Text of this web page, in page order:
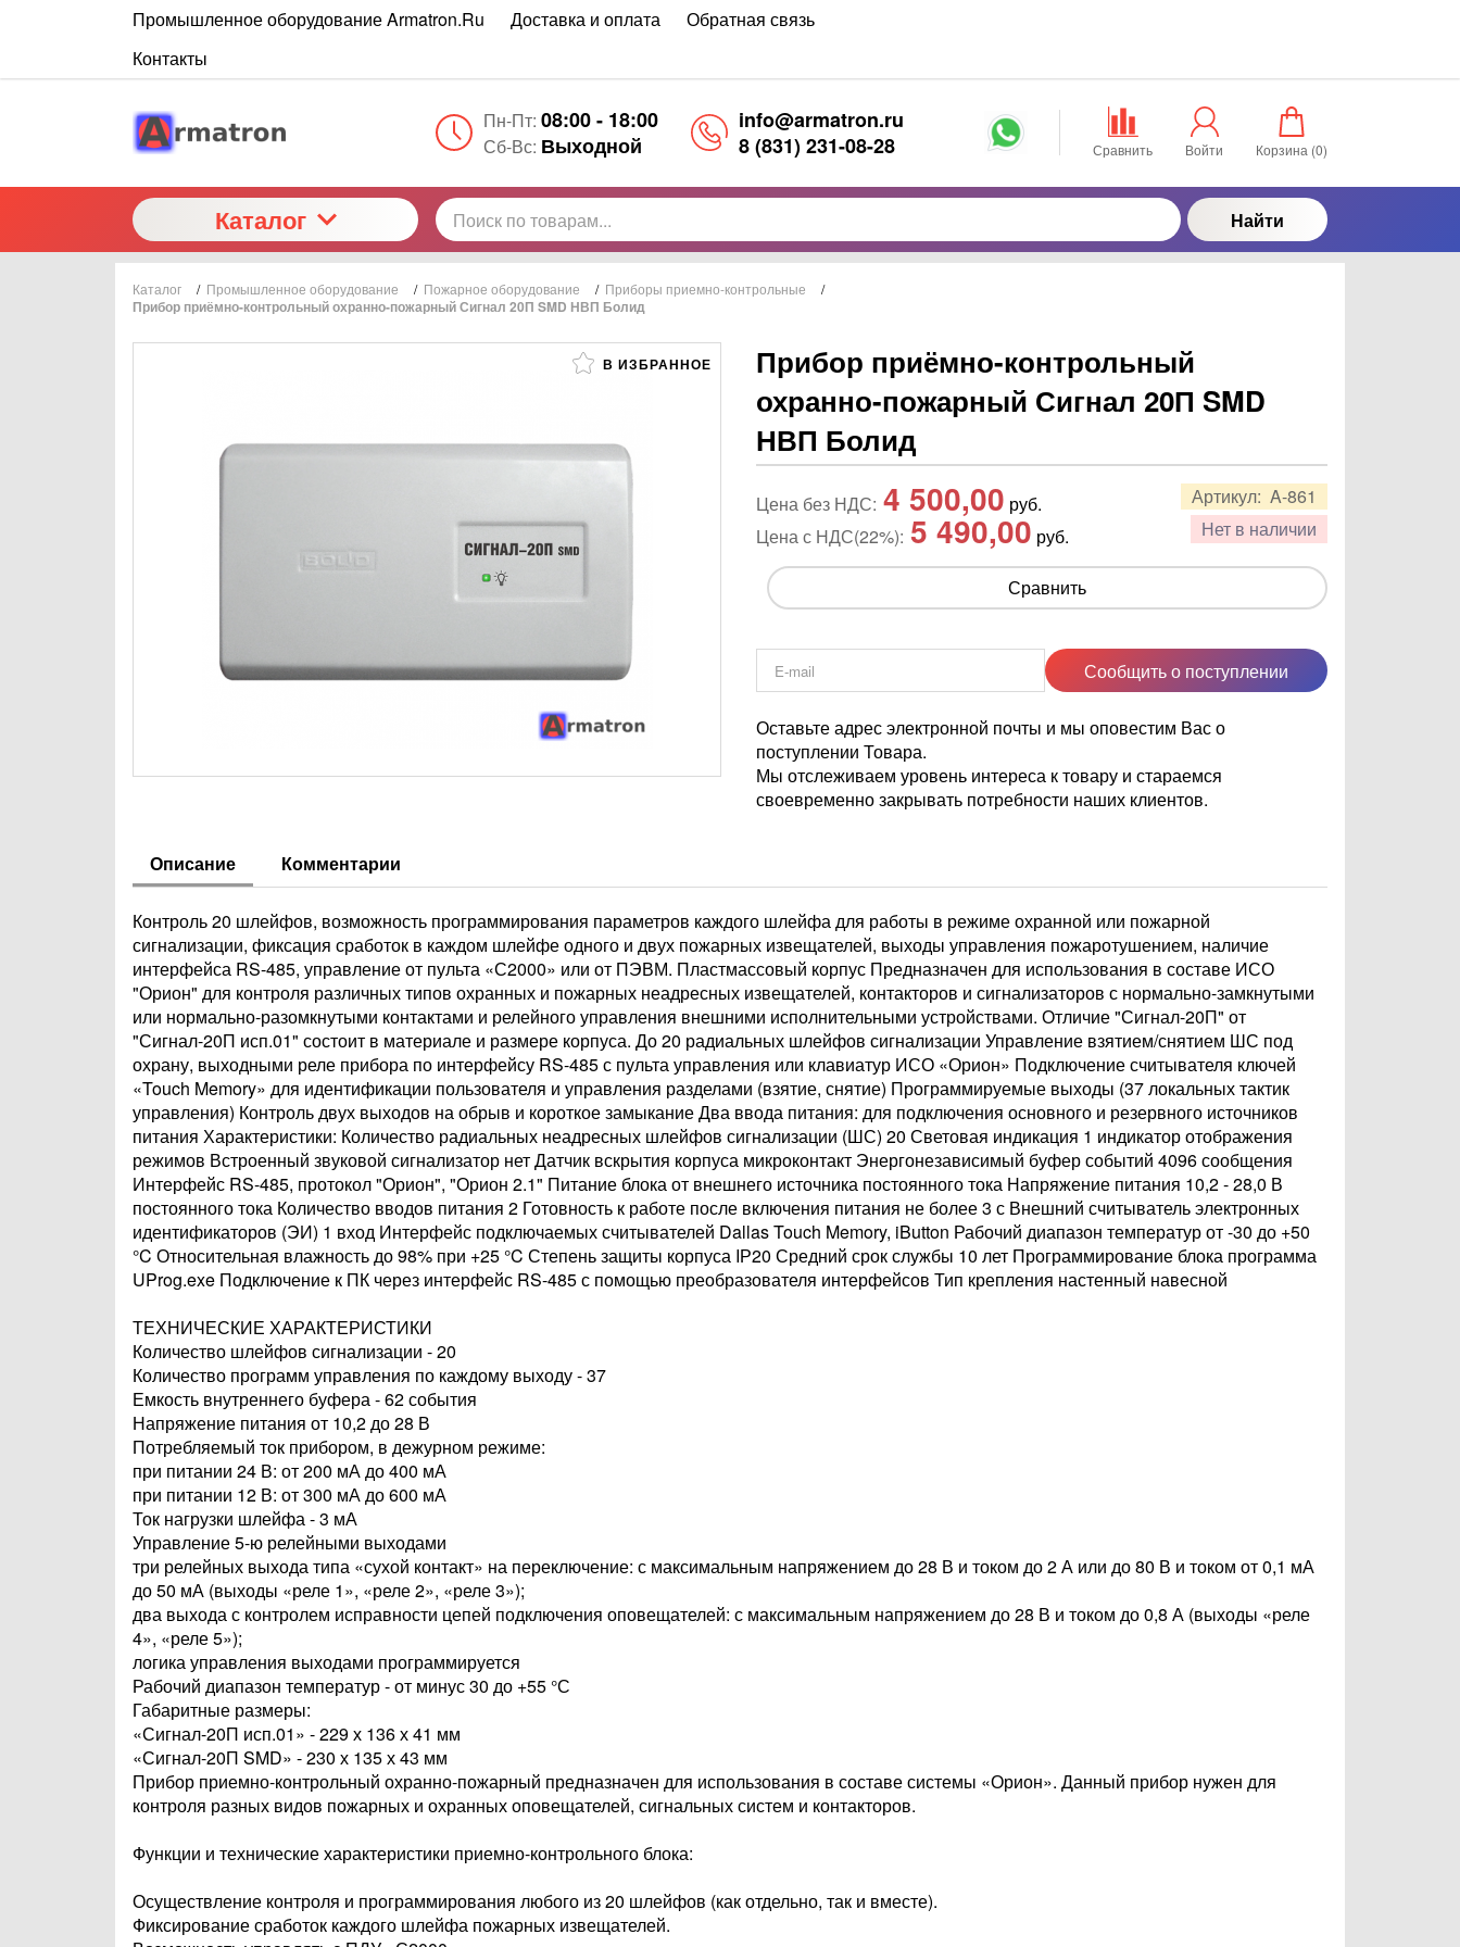
Промышленное оборудование Armatron.Ru Доставка и оплата
Обратная связь
Контакты
Пн-Пт: 08:00 - 18:00
Сб-Вс: Выходной
info@armatron.ru
8 (831) 231-08-28
Сравнить Войти Корзина (0)
Каталог Найти
Каталог / Промышленное оборудование / Пожарное оборудование / Приборы приемно-контрольные /
Прибор приёмно-контрольный охранно-пожарный Сигнал 20П SMD НВП Болид
В ИЗБРАННОЕ
Прибор приёмно-контрольный
охранно-пожарный Сигнал 20П SMD
НВП Болид
Артикул: A-861
Нет в наличии
Цена без НДС: 4 500,00 руб.
Цена с НДС(22%): 5 490,00 руб.
Сравнить
Сообщить о поступлении
Оставьте адрес электронной почты и мы оповестим Вас о
поступлении Товара.
Мы отслеживаем уровень интереса к товару и стараемся
своевременно закрывать потребности наших клиентов.
Описание Комментарии
Контроль 20 шлейфов, возможность программирования параметров каждого шлейфа для работы в режиме охранной или пожарной
сигнализации, фиксация сработок в каждом шлейфе одного и двух пожарных извещателей, выходы управления пожаротушением, наличие
интерфейса RS-485, управление от пульта «С2000» или от ПЭВМ. Пластмассовый корпус Предназначен для использования в составе ИСО
"Орион" для контроля различных типов охранных и пожарных неадресных извещателей, контакторов и сигнализаторов с нормально-замкнутыми
или нормально-разомкнутыми контактами и релейного управления внешними исполнительными устройствами. Отличие "Сигнал-20П" от
"Сигнал-20П исп.01" состоит в материале и размере корпуса. До 20 радиальных шлейфов сигнализации Управление взятием/снятием ШС под
охрану, выходными реле прибора по интерфейсу RS-485 с пульта управления или клавиатур ИСО «Орион» Подключение считывателя ключей
«Touch Memory» для идентификации пользователя и управления разделами (взятие, снятие) Программируемые выходы (37 локальных тактик
управления) Контроль двух выходов на обрыв и короткое замыкание Два ввода питания: для подключения основного и резервного источников
питания Характеристики: Количество радиальных неадресных шлейфов сигнализации (ШС) 20 Световая индикация 1 индикатор отображения
режимов Встроенный звуковой сигнализатор нет Датчик вскрытия корпуса микроконтакт Энергонезависимый буфер событий 4096 сообщения
Интерфейс RS-485, протокол "Орион", "Орион 2.1" Питание блока от внешнего источника постоянного тока Напряжение питания 10,2 - 28,0 В
постоянного тока Количество вводов питания 2 Готовность к работе после включения питания не более 3 с Внешний считыватель электронных
идентификаторов (ЭИ) 1 вход Интерфейс подключаемых считывателей Dallas Touch Memory, iButton Рабочий диапазон температур от -30 до +50
°C Относительная влажность до 98% при +25 °C Степень защиты корпуса IР20 Средний срок службы 10 лет Программирование блока программа
UProg.exe Подключение к ПК через интерфейс RS-485 с помощью преобразователя интерфейсов Тип крепления настенный навесной
ТЕХНИЧЕСКИЕ ХАРАКТЕРИСТИКИ
Количество шлейфов сигнализации - 20
Количество программ управления по каждому выходу - 37
Емкость внутреннего буфера - 62 события
Напряжение питания от 10,2 до 28 В
Потребляемый ток прибором, в дежурном режиме:
при питании 24 В: от 200 мА до 400 мА
при питании 12 В: от 300 мА до 600 мА
Ток нагрузки шлейфа - 3 мА
Управление 5-ю релейными выходами
три релейных выхода типа «сухой контакт» на переключение: с максимальным напряжением до 28 В и током до 2 А или до 80 В и током от 0,1 мА
до 50 мА (выходы «реле 1», «реле 2», «реле 3»);
два выхода с контролем исправности цепей подключения оповещателей: с максимальным напряжением до 28 В и током до 0,8 А (выходы «реле
4», «реле 5»);
логика управления выходами программируется
Рабочий диапазон температур - от минус 30 до +55 °С
Габаритные размеры:
«Сигнал-20П исп.01» - 229 х 136 х 41 мм
«Сигнал-20П SMD» - 230 х 135 х 43 мм
Прибор приемно-контрольный охранно-пожарный предназначен для использования в составе системы «Орион». Данный прибор нужен для
контроля разных видов пожарных и охранных оповещателей, сигнальных систем и контакторов.
Функции и технические характеристики приемно-контрольного блока:
Осуществление контроля и программирования любого из 20 шлейфов (как отдельно, так и вместе).
Фиксирование сработок каждого шлейфа пожарных извещателей.